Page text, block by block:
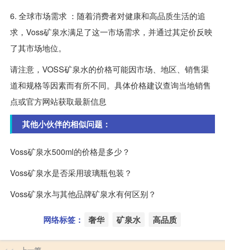
6. 全球市场需求 ：随着消费者对健康和高品质生活的追
求，Voss矿泉水满足了这一市场需求，并通过其定价反映
了其市场地位。
请注意，VOSS矿泉水的价格可能因市场、地区、销售渠
道和规格等因素而有所不同。具体价格建议查询当地销售
点或官方网站获取最新信息
其他小伙伴的相似问题：
Voss矿泉水500ml的价格是多少？
Voss矿泉水是否采用玻璃瓶包装？
Voss矿泉水与其他品牌矿泉水有何区别？
网络标签： 奢华 矿泉水 高品质